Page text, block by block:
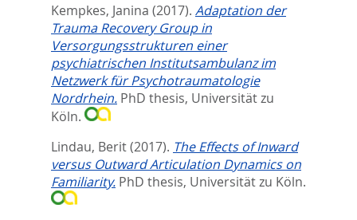
Kempkes, Janina (2017). Adaptation der
Trauma Recovery Group in
Versorgungsstrukturen einer
psychiatrischen Institutsambulanz im
Netzwerk für Psychotraumatologie
Nordrhein. PhD thesis, Universität zu
Köln.
Lindau, Berit(2017). The Effects of Inward
versus Outward Articulation Dynamics on
Familiarity. PhD thesis, Universität zu Köln.